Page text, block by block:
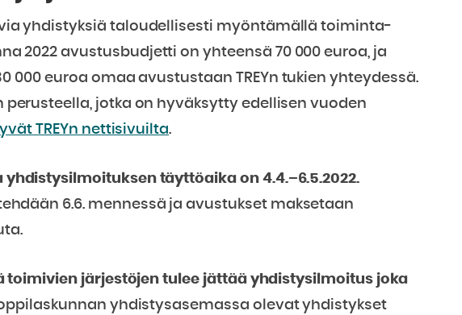
yhdistyksiä taloudellisesti myöntämällä toiminta-
2022 avustusbudjetti on yhteensä 70 000 euroa, ja
000 euroa omaa avustustaan TREYn tukien yhteydessä.
jotka on hyväksytty edellisen vuoden
TREYn nettisivuilta.
täyttöaika on 4.4.–6.5.2022.
6.6. mennessä ja avustukset maksetaan
toimivien järjestöjen tulee jättää yhdistysilmoitus joka
yhdistysasemassa olevat yhdistykset